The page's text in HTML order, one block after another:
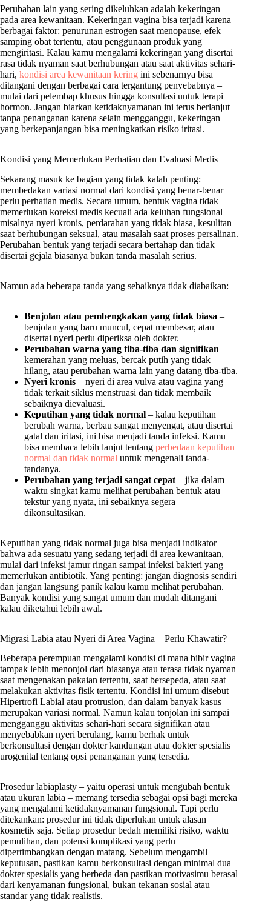
Perubahan lain yang sering dikeluhkan adalah kekeringan
pada area kewanitaan. Kekeringan vagina bisa terjadi karena
berbagai faktor: penurunan estrogen saat menopause, efek
samping obat tertentu, atau penggunaan produk yang
mengiritasi. Kalau kamu mengalami kekeringan yang disertai
rasa tidak nyaman saat berhubungan atau saat aktivitas sehari-
hari, kondisi area kewanitaan kering ini sebenarnya bisa
ditangani dengan berbagai cara tergantung penyebabnya –
mulai dari pelembap khusus hingga konsultasi untuk terapi
hormon. Jangan biarkan ketidaknyamanan ini terus berlanjut
tanpa penanganan karena selain mengganggu, kekeringan
yang berkepanjangan bisa meningkatkan risiko iritasi.
Kondisi yang Memerlukan Perhatian dan Evaluasi Medis
Sekarang masuk ke bagian yang tidak kalah penting:
membedakan variasi normal dari kondisi yang benar-benar
perlu perhatian medis. Secara umum, bentuk vagina tidak
memerlukan koreksi medis kecuali ada keluhan fungsional –
misalnya nyeri kronis, perdarahan yang tidak biasa, kesulitan
saat berhubungan seksual, atau masalah saat proses persalinan.
Perubahan bentuk yang terjadi secara bertahap dan tidak
disertai gejala biasanya bukan tanda masalah serius.
Namun ada beberapa tanda yang sebaiknya tidak diabaikan:
Benjolan atau pembengkakan yang tidak biasa –
benjolan yang baru muncul, cepat membesar, atau
disertai nyeri perlu diperiksa oleh dokter.
Perubahan warna yang tiba-tiba dan signifikan –
kemerahan yang meluas, bercak putih yang tidak
hilang, atau perubahan warna lain yang datang tiba-tiba.
Nyeri kronis – nyeri di area vulva atau vagina yang
tidak terkait siklus menstruasi dan tidak membaik
sebaiknya dievaluasi.
Keputihan yang tidak normal – kalau keputihan
berubah warna, berbau sangat menyengat, atau disertai
gatal dan iritasi, ini bisa menjadi tanda infeksi. Kamu
bisa membaca lebih lanjut tentang perbedaan keputihan
normal dan tidak normal untuk mengenali tanda-
tandanya.
Perubahan yang terjadi sangat cepat – jika dalam
waktu singkat kamu melihat perubahan bentuk atau
tekstur yang nyata, ini sebaiknya segera
dikonsultasikan.
Keputihan yang tidak normal juga bisa menjadi indikator
bahwa ada sesuatu yang sedang terjadi di area kewanitaan,
mulai dari infeksi jamur ringan sampai infeksi bakteri yang
memerlukan antibiotik. Yang penting: jangan diagnosis sendiri
dan jangan langsung panik kalau kamu melihat perubahan.
Banyak kondisi yang sangat umum dan mudah ditangani
kalau diketahui lebih awal.
Migrasi Labia atau Nyeri di Area Vagina – Perlu Khawatir?
Beberapa perempuan mengalami kondisi di mana bibir vagina
tampak lebih menonjol dari biasanya atau terasa tidak nyaman
saat mengenakan pakaian tertentu, saat bersepeda, atau saat
melakukan aktivitas fisik tertentu. Kondisi ini umum disebut
Hipertrofi Labial atau protrusion, dan dalam banyak kasus
merupakan variasi normal. Namun kalau tonjolan ini sampai
mengganggu aktivitas sehari-hari secara signifikan atau
menyebabkan nyeri berulang, kamu berhak untuk
berkonsultasi dengan dokter kandungan atau dokter spesialis
urogenital tentang opsi penanganan yang tersedia.
Prosedur labiaplasty – yaitu operasi untuk mengubah bentuk
atau ukuran labia – memang tersedia sebagai opsi bagi mereka
yang mengalami ketidaknyamanan fungsional. Tapi perlu
ditekankan: prosedur ini tidak diperlukan untuk alasan
kosmetik saja. Setiap prosedur bedah memiliki risiko, waktu
pemulihan, dan potensi komplikasi yang perlu
dipertimbangkan dengan matang. Sebelum mengambil
keputusan, pastikan kamu berkonsultasi dengan minimal dua
dokter spesialis yang berbeda dan pastikan motivasimu berasal
dari kenyamanan fungsional, bukan tekanan sosial atau
standar yang tidak realistis.